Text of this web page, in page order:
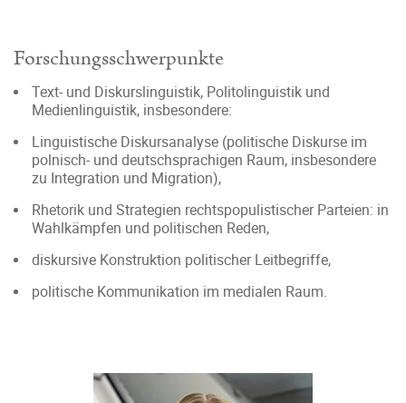
Forschungsschwerpunkte
Text- und Diskurslinguistik, Politolinguistik und
Medienlinguistik, insbesondere:
Linguistische Diskursanalyse (politische Diskurse im
polnisch- und deutschsprachigen Raum, insbesondere
zu Integration und Migration),
Rhetorik und Strategien rechtspopulistischer Parteien: in
Wahlkämpfen und politischen Reden,
diskursive Konstruktion politischer Leitbegriffe,
politische Kommunikation im medialen Raum.